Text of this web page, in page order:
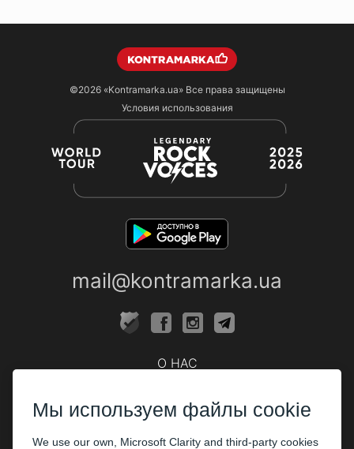
©2026 «Kontramarka.ua»Все права защищены
Условия использования
mail@kontramarka.ua
О НАС
ПАРТНЕРАМ
Мы используем файлы cookie
We use our own, Microsoft Clarity and third-party cookies